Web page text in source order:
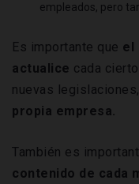
empleados, pero
Es importante que el
actualice cada
nuevas
propia empresa.
También es
contenido de cada